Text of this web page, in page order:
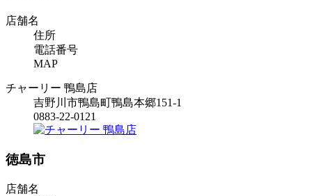
店舗名
住所
電話番号
MAP
チャーリー 鴨島店
吉野川市鴨島町鴨島本郷151-1
0883-22-0121
徳島市
店舗名